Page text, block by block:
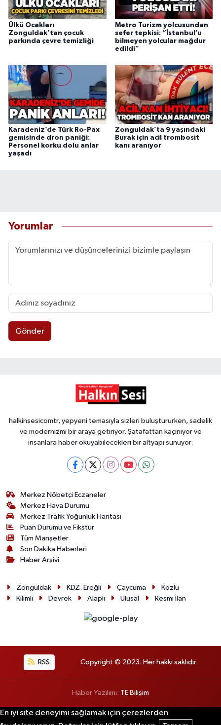
Ülkü Ocakları
Zonguldak’tan çocuk
parkında çevre temizliği
Metro Turizm yolcusundan
sefer tepkisi: “İstanbul’u
bilmeyen yolcular mağdur
edildi”
Karadeniz’de Türk Ro-Pax
gemisinde dron paniği:
Personel korku dolu anlar
yaşadı
Zonguldak’ta 9 yaşındaki
Burak için acil trombosit
kanı aranıyor
Yorumlar
Gönder
halkinsesicomtr, yepyeni temasıyla sizleri buluştururken, sadelik
ve modernizmi bir araya getiriyor. Şatafattan kaçınıyor ve
insanlara haber okuyabilecekleri bir altyapı sunuyor.
Merkez Nöbetçi Eczaneler
Merkez Hava Durumu
Merkez Trafik Yoğunluk Haritası
Puan Durumu ve Fikstür
Tüm Manşetler
Son Dakika Haberleri
Haber Arşivi
Zonguldak KDZ. Ereğli Çaycuma
Kozlu
Kilimli
Devrek Alaplı Ulusal Resmi İlan
RSS Copyright © 2023. Her hakkı saklıdır.
Haber Yazılımı: TE Bilişim
En iyi site deneyimi sağlamak için çerezlerden